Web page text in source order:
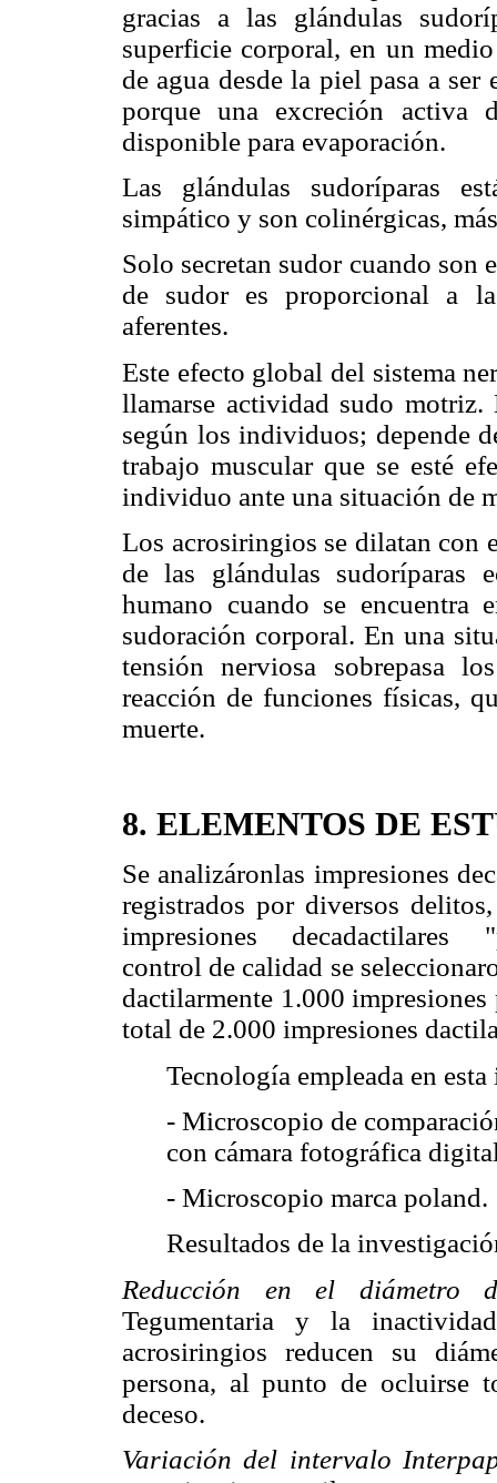
gracias a las glándulas
superficie corporal, en un
de agua desde la piel pasa a
porque una excreción activa
disponible para evaporación.
Las glándulas sudoríparas
simpático y son colinérgicas,
Solo secretan sudor cuando
de sudor es proporcional a
aferentes.
Este efecto global del sistema
llamarse actividad sudo
según los individuos; depende
trabajo muscular que se esté
individuo ante una situación de
Los acrosiringios se dilatan con
de las glándulas sudoríparas
humano cuando se encuentra
sudoración corporal. En una
tensión nerviosa sobrepasa
reacción de funciones físicas,
muerte.
8. ELEMENTOS DE
Se analizáronlas impresiones
registrados por diversos
impresiones decadactilares
control de calidad se
dactilarmente 1.000
total de 2.000 impresiones
Tecnología empleada en
- Microscopio de
con cámara fotográfica
- Microscopio marca poland.
Resultados de la
Reducción en el diámetro
Tegumentaria y la
acrosiringios reducen su
persona, al punto de ocluirse
deceso.
Variación del intervalo